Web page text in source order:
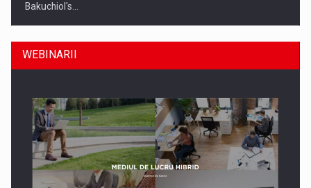
Bakuchiol's…
WEBINARII